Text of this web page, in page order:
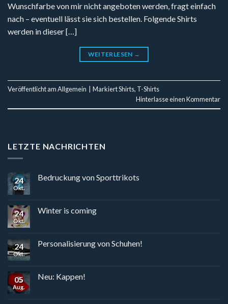
Wunschfarbe von mir nicht angeboten werden, fragt einfach
nach – eventuell lässt sie sich bestellen. Folgende Shirts
werden in dieser […]
WEITERLESEN →
Veröffentlicht amAllgemein MarkiertShirts, T-Shirts
Hinterlasse einen Kommentar
LETZTE NACHRICHTEN
24
Okt.
Bedruckung von Sporttrikots
24
Okt.
Winter is coming
24
Okt.
Personalisierung von Schuhen!
05
Aug.
Neu: Kappen!